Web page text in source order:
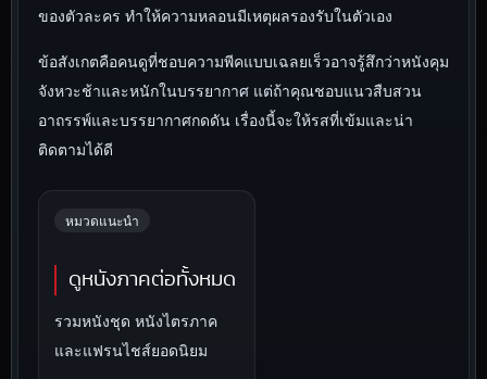
ของตัวละคร ทำให้ความหลอนมีเหตุผลรองรับในตัวเอง
ข้อสังเกตคือคนดูที่ชอบความพีคแบบเฉลยเร็วอาจรู้สึกว่าหนังคุม
จังหวะช้าและหนักในบรรยากาศ แต่ถ้าคุณชอบแนวสืบสวน
อาถรรพ์และบรรยากาศกดดัน เรื่องนี้จะให้รสที่เข้มและน่า
ติดตามได้ดี
หมวดแนะนำ
ดูหนังภาคต่อทั้งหมด
รวมหนังชุด หนังไตรภาค
และแฟรนไชส์ยอดนิยม